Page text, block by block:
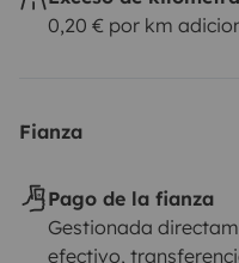
0,20 € por km
Fianza
Pago de la fianza
Gestionada
efectivo,